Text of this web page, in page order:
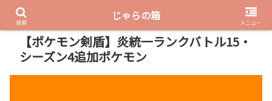
PR
【ポケモン剣盾】炎統一ランクバトル15・
シーズン4追加ポケモン
検索
じゃらの箱
メニュー